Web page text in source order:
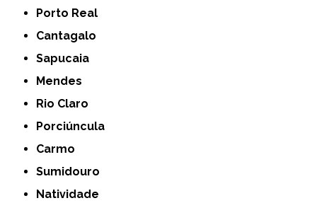
Porto Real
Cantagalo
Sapucaia
Mendes
Rio Claro
Porciúncula
Carmo
Sumidouro
Natividade